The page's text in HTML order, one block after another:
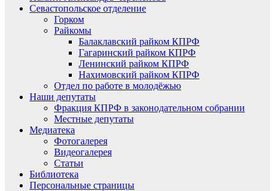
Севастопольское отделение
Горком
Райкомы
Балаклавский райком КПРФ
Гагаринский райком КПРФ
Ленинский райком КПРФ
Нахимовский райком КПРФ
Отдел по работе в молодёжью
Наши депутаты
Фракция КПРФ в законодательном собрании
Местные депутаты
Медиатека
Фотогалерея
Видеогалерея
Статьи
Библиотека
Персональные страницы